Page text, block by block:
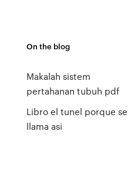
On the blog
Makalah sistem
pertahanan tubuh pdf
Libro el tunel porque se
llama asi